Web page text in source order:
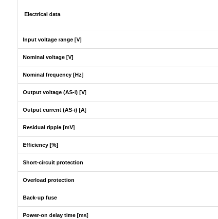
Electrical data
Input voltage range [V]
Nominal voltage [V]
Nominal frequency [Hz]
Output voltage (AS-i) [V]
Output current (AS-i) [A]
Residual ripple [mV]
Efficiency [%]
Short-circuit protection
Overload protection
Back-up fuse
Power-on delay time [ms]